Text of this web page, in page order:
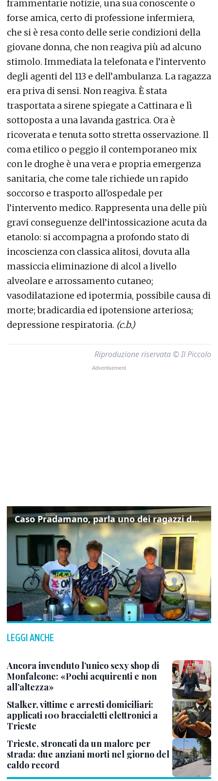
frammentarie notizie, una sua conoscente o
forse amica, certo di professione infermiera,
che si è resa conto delle serie condizioni della
giovane donna, che non reagiva più ad alcuno
stimolo. Immediata la telefonata e l’intervento
degli agenti del 113 e dell’ambulanza. La ragazza
era priva di sensi. Non reagiva. È stata
trasportata a sirene spiegate a Cattinara e lì
sottoposta a una lavanda gastrica. Ora è
ricoverata e tenuta sotto stretta osservazione. Il
coma etilico o peggio il contemporaneo mix
con le droghe è una vera e propria emergenza
sanitaria, che come tale richiede un rapido
soccorso e trasporto all'ospedale per
l’intervento medico. Rappresenta una delle più
gravi conseguenze dell’intossicazione acuta da
etanolo: si accompagna a profondo stato di
incoscienza con classica alitosi, dovuta alla
massiccia eliminazione di alcol a livello
alveolare e arrossamento cutaneo;
vasodilatazione ed ipotermia, possibile causa di
morte; bradicardia ed ipotensione arteriosa;
depressione respiratoria. (c.b.)
Riproduzione riservata © Il Piccolo
Caso Pradamano, parla uno dei ragazzi denunciati per la limonata: "Volevo anche aiutare i miei"
LEGGI ANCHE
Ancora invenduto l’unico sexy shop di
Monfalcone: «Pochi acquirenti e non
all’altezza»
Stalker, vittime e arresti domiciliari:
applicati 100 braccialetti elettronici a
Trieste
Trieste, stroncati da un malore per
strada: due anziani morti nel giorno del
caldo record